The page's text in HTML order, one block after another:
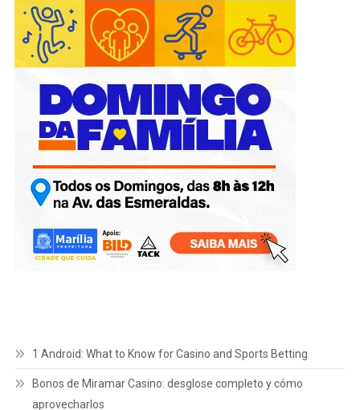
1 Android: What to Know for Casino and Sports Betting
Bonos de Miramar Casino: desglose completo y cómo
aprovecharlos